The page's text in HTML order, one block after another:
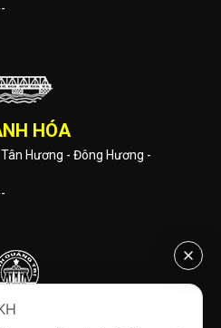
HÓA
Hương - Đông Hương -
TRỊ